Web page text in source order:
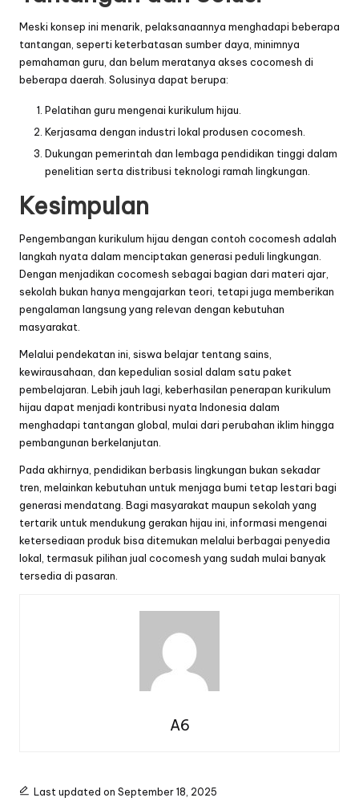
Meski konsep ini menarik, pelaksanaannya menghadapi beberapa
tantangan, seperti keterbatasan sumber daya, minimnya
pemahaman guru, dan belum meratanya akses cocomesh di
beberapa daerah. Solusinya dapat berupa:
Pelatihan guru mengenai kurikulum hijau.
Kerjasama dengan industri lokal produsen cocomesh.
Dukungan pemerintah dan lembaga pendidikan tinggi dalam
penelitian serta distribusi teknologi ramah lingkungan.
Kesimpulan
Pengembangan kurikulum hijau dengan contoh cocomesh adalah
langkah nyata dalam menciptakan generasi peduli lingkungan.
Dengan menjadikan cocomesh sebagai bagian dari materi ajar,
sekolah bukan hanya mengajarkan teori, tetapi juga memberikan
pengalaman langsung yang relevan dengan kebutuhan
masyarakat.
Melalui pendekatan ini, siswa belajar tentang sains,
kewirausahaan, dan kepedulian sosial dalam satu paket
pembelajaran. Lebih jauh lagi, keberhasilan penerapan kurikulum
hijau dapat menjadi kontribusi nyata Indonesia dalam
menghadapi tantangan global, mulai dari perubahan iklim hingga
pembangunan berkelanjutan.
Pada akhirnya, pendidikan berbasis lingkungan bukan sekadar
tren, melainkan kebutuhan untuk menjaga bumi tetap lestari bagi
generasi mendatang. Bagi masyarakat maupun sekolah yang
tertarik untuk mendukung gerakan hijau ini, informasi mengenai
ketersediaan produk bisa ditemukan melalui berbagai penyedia
lokal, termasuk pilihan jual cocomesh yang sudah mulai banyak
tersedia di pasaran.
A6
Last updated on September 18, 2025